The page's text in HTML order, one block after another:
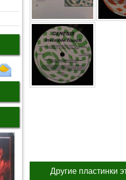
Другие пластинки